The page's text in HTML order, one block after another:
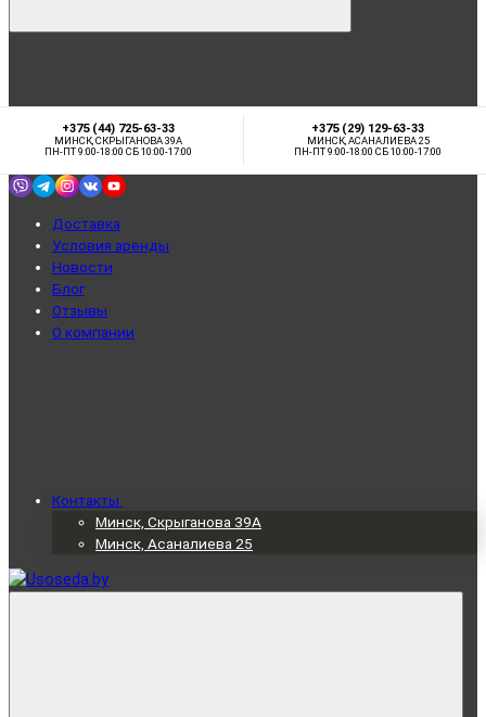
+375 (44) 725-63-33
МИНСК, СКРЫГАНОВА 39А
ПН-ПТ 9:00-18:00 СБ 10:00-17:00
+375 (29) 129-63-33
МИНСК, АСАНАЛИЕВА 25
ПН-ПТ 9:00-18:00 СБ 10:00-17:00
Доставка
Условия аренды
Новости
Блог
Отзывы
О компании
Контакты
Минск, Скрыганова 39А
Минск, Асаналиева 25